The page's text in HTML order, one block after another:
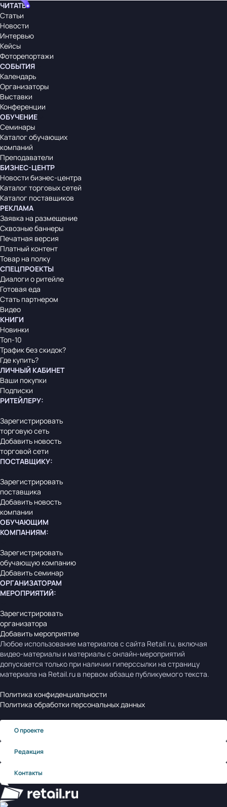
ЧИТАТЬ
Статьи
Новости
Интервью
Кейсы
Фоторепортажи
СОБЫТИЯ
Календарь
Организаторы
Выставки
Конференции
ОБУЧЕНИЕ
Семинары
Каталог обучающих
компаний
Преподаватели
БИЗНЕС-ЦЕНТР
Новости бизнес-центра
Каталог торговых сетей
Каталог поставщиков
РЕКЛАМА
Заявка на размещение
Сквозные баннеры
Печатная версия
Платный контент
Товар на полку
СПЕЦПРОЕКТЫ
Диалоги о ритейле
Готовая еда
Стать партнером
Видео
КНИГИ
Новинки
Топ-10
Трафик без скидок?
Где купить?
ЛИЧНЫЙ КАБИНЕТ
Ваши покупки
Подписки
РИТЕЙЛЕРУ:
Зарегистрировать
торговую сеть
Добавить новость
торговой сети
ПОСТАВЩИКУ:
Зарегистрировать
поставщика
Добавить новость
компании
ОБУЧАЮЩИМ
КОМПАНИЯМ:
Зарегистрировать
обучающую компанию
Добавить семинар
ОРГАНИЗАТОРАМ
МЕРОПРИЯТИЙ:
Зарегистрировать
организатора
Добавить мероприятие
Любое использование материалов с сайта Retail.ru, включая
видео-материалы и материалы с онлайн-мероприятий
допускается только при наличии гиперссылки на страницу
материала на Retail.ru в первом абзаце публикуемого текста.
Политика конфиденциальности
Политика обработки персональных данных
О проекте
Редакция
Контакты